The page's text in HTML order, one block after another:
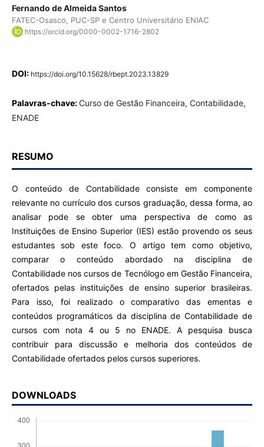
Fernando de Almeida Santos
FATEC-Osasco, PUC-SP e Centro Universitário ENIAC
https://orcid.org/0000-0002-1716-2802
DOI: https://doi.org/10.15628/rbept.2023.13829
Palavras-chave:Curso de Gestão Financeira, Contabilidade,
ENADE
RESUMO
O conteúdo de Contabilidade consiste em componente
relevante no currículo dos cursos graduação, dessa forma, ao
analisar pode se obter uma perspectiva de como as
Instituições de Ensino Superior (IES) estão provendo os seus
estudantes sob este foco. O artigo tem como objetivo,
comparar o conteúdo abordado na disciplina de
Contabilidade nos cursos de Tecnólogo em Gestão Financeira,
ofertados pelas instituições de ensino superior brasileiras.
Para isso, foi realizado o comparativo das ementas e
conteúdos programáticos da disciplina de Contabilidade de
cursos com nota 4 ou 5 no ENADE. A pesquisa busca
contribuir para discussão e melhoria dos conteúdos de
Contabilidade ofertados pelos cursos superiores.
DOWNLOADS